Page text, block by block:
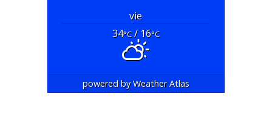
vie
34°C/ 16°C
powered byWeather Atlas